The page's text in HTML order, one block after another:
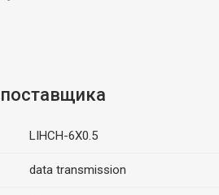
LIHCH-6X0.5
data transmission